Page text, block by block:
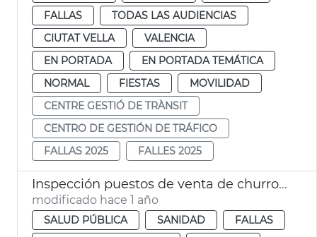
FALLAS
TODAS LAS AUDIENCIAS
CIUTAT VELLA
VALENCIA
EN PORTADA
EN PORTADA TEMÁTICA
NORMAL
FIESTAS
MOVILIDAD
CENTRE GESTIÓ DE TRÀNSIT
CENTRO DE GESTIÓN DE TRÁFICO
FALLAS 2025
FALLES 2025
Inspección puestos de venta de churros y buñuelos. Fallas de València
modificado hace 1 año
SALUD PÚBLICA SANIDAD
FALLAS